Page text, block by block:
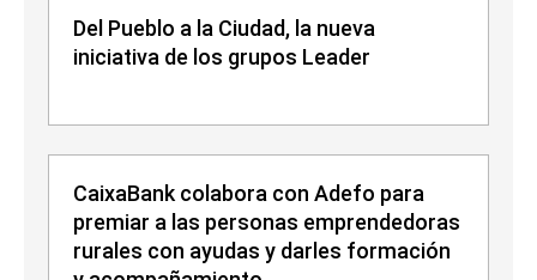
Del Pueblo a la Ciudad, la nueva
iniciativa de los grupos Leader
CaixaBank colabora con Adefo para
premiar a las personas emprendedoras
rurales con ayudas y darles formación